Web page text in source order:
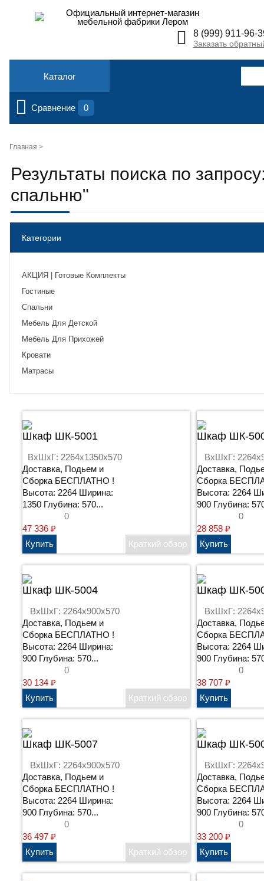
Официальный интернет-магазин
мебельной фабрики Лером
8 (999) 911-96-
Заказать
Каталог
Сравнение 0
Главная >
Результаты поиска по
спальню"
Категории
АКЦИЯ | Готовые Комплекты
Гостиные
Спальни
Мебель Для Детской
Мебель Для Прихожей
Кровати
Матрасы
Шкаф ШК-5001
ВхШхГ: 2264x1350x570
Доставка, Подьем и
Сборка БЕСПЛАТНО !
Высота: 2264 Ширина:
1350 Глубина: 570...
0
47 336 ₽
Шкаф ШК-
ВхШхГ:
Доставка,
Сборка
Высота: 2264
900 Глубина:
0
28 858 ₽
Шкаф ШК-5004
ВхШхГ: 2264x900x570
Доставка, Подьем и
Сборка БЕСПЛАТНО !
Высота: 2264 Ширина:
900 Глубина: 570...
0
30 134 ₽
Шкаф ШК-
ВхШхГ:
Доставка,
Сборка
Высота: 2264
900 Глубина:
0
38 707 ₽
Шкаф ШК-5007
ВхШхГ: 2264x900x570
Доставка, Подьем и
Сборка БЕСПЛАТНО !
Высота: 2264 Ширина:
900 Глубина: 570...
0
36 497 ₽
Шкаф ШК-
ВхШхГ:
Доставка,
Сборка
Высота: 2264
900 Глубина:
0
33 200 ₽